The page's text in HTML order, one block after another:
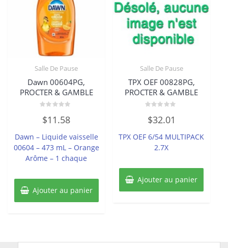
Salle De Pause
Dawn 00604PG,
PROCTER & GAMBLE
0
sur
$11.58
Dawn – Liquide vaisselle
00604 – 473 mL – Orange
Arôme – 1 chaque
Ajouter au panier
Salle De Pause
TPX OEF 00828PG,
PROCTER & GAMBLE
0
sur
$32.01
TPX OEF 6/54 MULTIPACK
2.7X
Ajouter au panier